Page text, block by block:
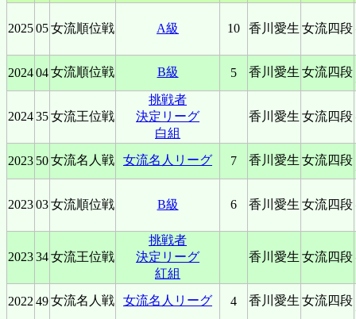
202505女流順位戦 A級 10 香川愛生 女流四段
202404女流順位戦 B級 5 香川愛生 女流四段
202435女流王位戦
挑戦者
決定リーグ
白組
香川愛生 女流四段
2023 50女流名人戦 女流名人リーグ 7 香川愛生 女流四段
202303女流順位戦 B級 6 香川愛生 女流四段
202334女流王位戦
挑戦者
決定リーグ
紅組
香川愛生 女流四段
2022 49女流名人戦 女流名人リーグ 4 香川愛生 女流四段